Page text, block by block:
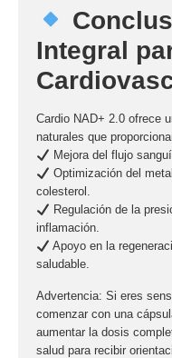
Integral
Cardio NAD+ 2.0 ofrece
naturales que
Mejora del flujo
Optimización del
colesterol.
Regulación de la
inflamación.
Apoyo en la
saludable.
Advertencia: Si eres
comenzar con una
aumentar la dosis
salud para recibir